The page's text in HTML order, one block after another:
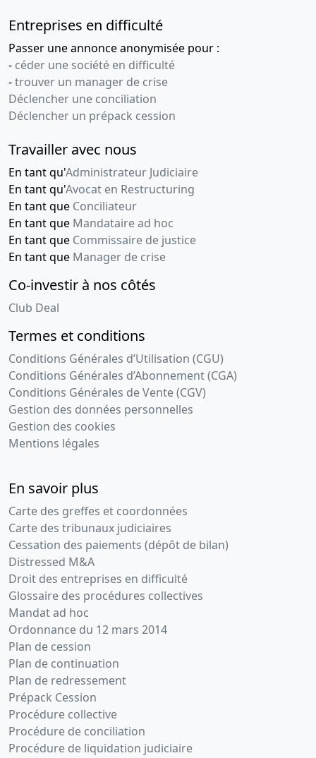
Entreprises en difficulté
Passer une annonce anonymisée pour :
- céder une société en difficulté
-trouver un manager de crise
Déclencher une conciliation
Déclencher un prépack cession
Travailler avec nous
En tant qu'Administrateur Judiciaire
En tant qu'Avocat en Restructuring
En tant que Conciliateur
En tant que Mandataire ad hoc
En tant que Commissaire de justice
En tant que Manager de crise
Co-investir à nos côtés
Club Deal
Termes et conditions
Conditions Générales d’Utilisation (CGU)
Conditions Générales d’Abonnement (CGA)
Conditions Générales de Vente (CGV)
Gestion des données personnelles
Gestion des cookies
Mentions légales
En savoir plus
Carte des greffes et coordonnées
Carte des tribunaux judiciaires
Cessation des paiements (dépôt de bilan)
Distressed M&A
Droit des entreprises en difficulté
Glossaire des procédures collectives
Mandat ad hoc
Ordonnance du 12 mars 2014
Plan de cession
Plan de continuation
Plan de redressement
Prépack Cession
Procédure collective
Procédure de conciliation
Procédure de liquidation judiciaire